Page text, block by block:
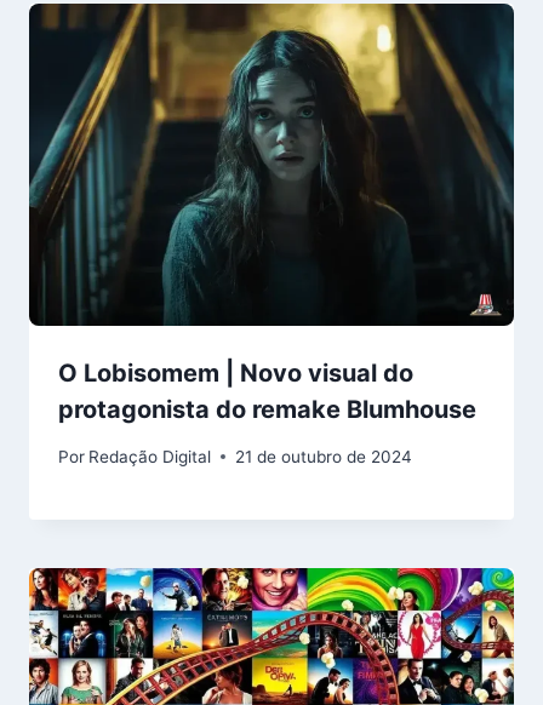
O Lobisomem | Novo visual do
protagonista do remake Blumhouse
Por Redação Digital 21 de outubro de 2024